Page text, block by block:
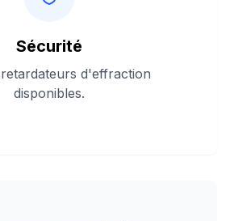
Sécurité
d'effraction
disponibles.